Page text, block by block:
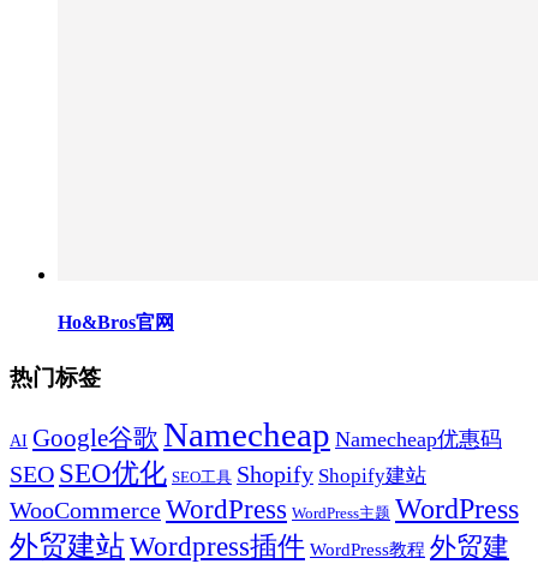
Ho&Bros官网
热门标签
AI Google谷歌 Namecheap Namecheap优惠码
SEO SEO优化 SEO工具 Shopify Shopify建站
WooCommerceWordPress WordPress主题 WordPress
外贸建站Wordpress插件 WordPress教程 外贸建